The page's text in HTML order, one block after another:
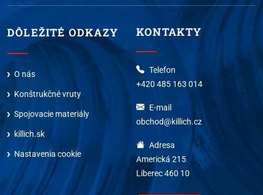
DÔLEŽITÉ ODKAZY
O nás
Konštrukčné vruty
Spojovacie materiály
killich.sk
Nastavenia cookie
KONTAKTY
Telefon
+420 485 163 014
E-mail
obchod@killich.cz
Adresa
Americká 215
Liberec 460 10